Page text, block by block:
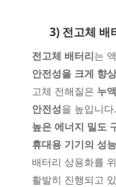
3) 전고체
전고체 배터리는
안전성을 크게 향상
고체 전해질은 누
안전성을 높입니
높은 에너지 밀도
휴대용 기기의 성
배터리 상용화를
활발히 진행되고